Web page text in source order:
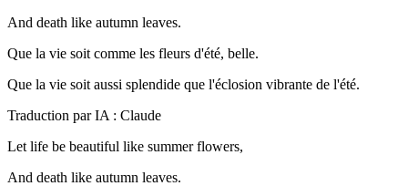
And death like autumn leaves.
Que la vie soit comme les fleurs d'été, belle.
Que la vie soit aussi splendide que l'éclosion vibrante de l'été.
Traduction par IA : Claude
Let life be beautiful like summer flowers,
And death like autumn leaves.